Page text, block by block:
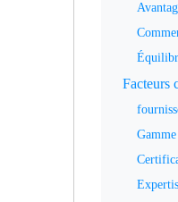
Facteurs